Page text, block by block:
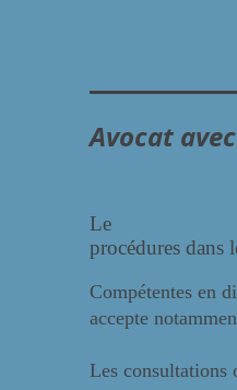
Avocat
Le
procédures dans
Compétentes en
accepte
Les consultations